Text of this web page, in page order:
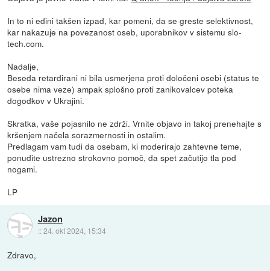
In to ni edini takšen izpad, kar pomeni, da se greste selektivnost,
kar nakazuje na povezanost oseb, uporabnikov v sistemu slo-
tech.com.
Nadalje,
Beseda retardirani ni bila usmerjena proti določeni osebi (status te
osebe nima veze) ampak splošno proti zanikovalcev poteka
dogodkov v Ukrajini.
Skratka, vaše pojasnilo ne zdrži. Vrnite objavo in takoj prenehajte s
kršenjem načela sorazmernosti in ostalim.
Predlagam vam tudi da osebam, ki moderirajo zahtevne teme,
ponudite ustrezno strokovno pomoč, da spet začutijo tla pod
nogami.
LP
Jazon
::24. okt 2024, 15:34
Zdravo,